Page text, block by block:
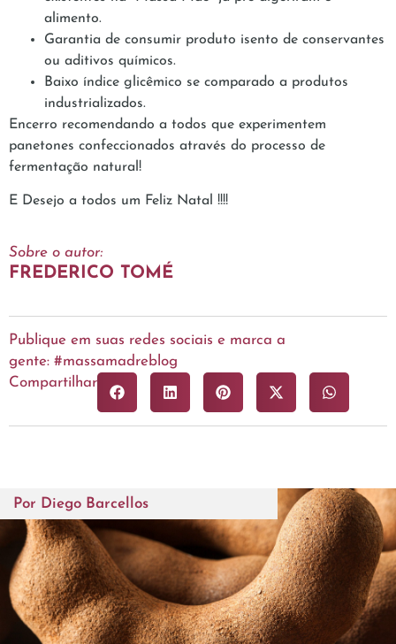
alimento.
Garantia de consumir produto isento de conservantes
ou aditivos químicos.
Baixo índice glicêmico se comparado a produtos
industrializados.
Encerro recomendando a todos que experimentem
panetones confeccionados através do processo de
fermentação natural!
E Desejo a todos um Feliz Natal !!!!
Sobre o autor:
FREDERICO TOMÉ
Publique em suas redes sociais e marca a
gente: #massamadreblog
Compartilhar
Por Diego Barcellos